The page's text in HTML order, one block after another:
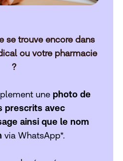
se trouve encore dans
ou votre pharmacie
?
une photo de
prescrits avec
ainsi que le nom
via WhatsApp*.